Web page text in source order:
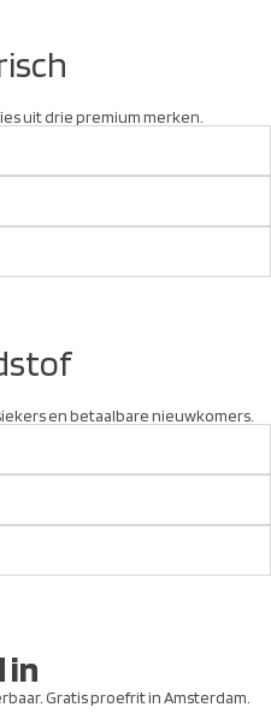
uit drie premium merken.
en betaalbare nieuwkomers.
in
Gratis proefrit in Amsterdam.